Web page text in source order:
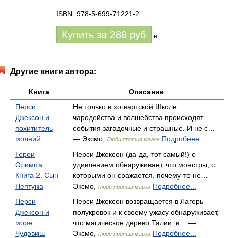
ISBN: 978-5-699-71221-2
Купить за 286 руб в
Другие книги автора:
Книга
Описание
Перси
Джексон и
похититель
молний
Не только в хогвартской Школе
чародейства и волшебства происходят
события загадочные и страшные. И не с…
— Эксмо,
Люди против магов Подробнее...
Герои
Олимпа.
Книга 2. Сын
Нептуна
Перси Джексон (да-да, тот самый!) с
удивлением обнаруживает, что монстры, с
которыми он сражается, почему-то не… —
Эксмо,
Люди против магов Подробнее...
Перси
Джексон и
море
Чудовищ
Перси Джексон возвращается в Лагерь
полукровок и к своему ужасу обнаруживает,
что магическое дерево Талии, в… —
Эксмо,
Люди против магов Подробнее...